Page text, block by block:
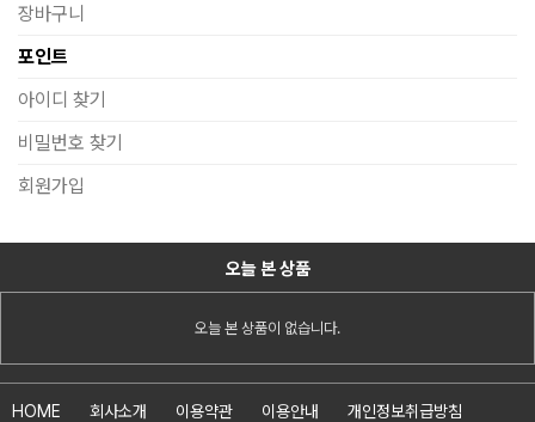
장바구니
포인트
아이디 찾기
비밀번호 찾기
회원가입
오늘 본 상품
오늘 본 상품이 없습니다.
HOME 회사소개 이용약관 이용안내
개인정보취급방침